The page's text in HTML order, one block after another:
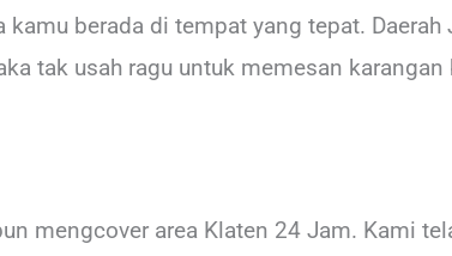
berada di tempat yang tepat. Daerah
tak usah ragu untuk memesan karangan
mengcover area Klaten 24 Jam. Kami